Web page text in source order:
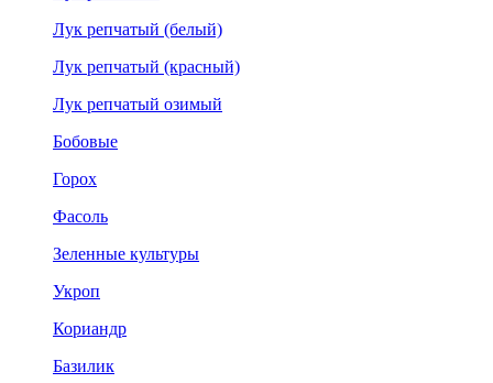
Лук репчатый (белый)
Лук репчатый (красный)
Лук репчатый озимый
Бобовые
Горох
Фасоль
Зеленные культуры
Укроп
Кориандр
Базилик